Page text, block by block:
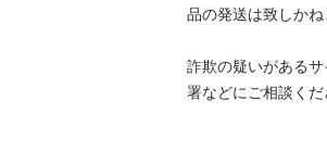
品の発送は致しかね
詐欺の疑いがある
署などにご相談くだ